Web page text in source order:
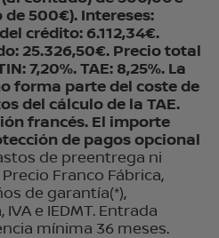
de 500€). Intereses:
crédito: 6.112,34€.
25.326,50€. Precio total
7,20%. TAE: 8,25%. La
forma parte del coste de
del cálculo de la TAE.
francés. El importe
de pagos opcional
de preentrega ni
Franco Fábrica,
de garantía(*),
e IEDMT. Entrada
mínima 36 meses.